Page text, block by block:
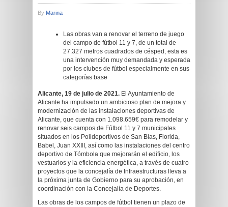
By Marina
Las obras van a renovar el terreno de juego
del campo de fútbol 11 y 7, de un total de
27.327 metros cuadrados de césped, esta es
una intervención muy demandada y esperada
por los clubes de fútbol especialmente en sus
categorías base
Alicante, 19 de julio de 2021. El Ayuntamiento de
Alicante ha impulsado un ambicioso plan de mejora y
modernización de las instalaciones deportivas de
Alicante, que cuenta con 1.098.659€ para remodelar y
renovar seis campos de Fútbol 11 y 7 municipales
situados en los Polideportivos de San Blas, Florida,
Babel, Juan XXIII, así como las instalaciones del centro
deportivo de Tómbola que mejorarán el edificio, los
vestuarios y la eficiencia energética, a través de cuatro
proyectos que la concejalía de Infraestructuras lleva a
la próxima junta de Gobierno para su aprobación, en
coordinación con la Concejalía de Deportes.
Las obras de los campos de fútbol tienen un plazo de